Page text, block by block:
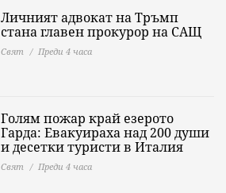
Личният адвокат на Тръмп
стана главен прокурор на САЩ
Свят Преди 4 часа
Голям пожар край езерото
Гарда: Евакуираха над 200 души
и десетки туристи в Италия
Свят Преди 4 часа